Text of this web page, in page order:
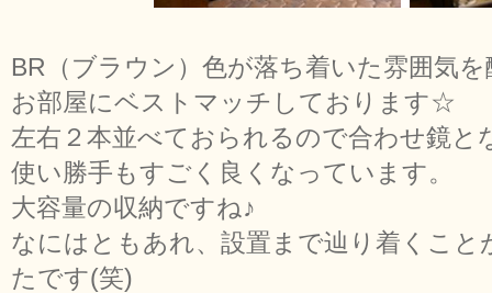
BR（ブラウン）色が落ち着いた雰囲気
お部屋にベストマッチしております☆
左右２本並べておられるので合わせ鏡と
使い勝手もすごく良くなっています。
大容量の収納ですね♪
なにはともあれ、設置まで辿り着くこと
たです(笑)